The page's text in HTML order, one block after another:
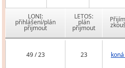
LONI:
přihlášení/plán
přijmout
LETOS:
plán
přijmout
49 / 23 23